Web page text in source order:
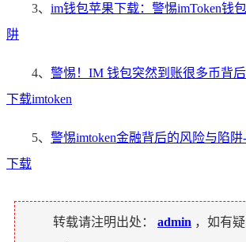
3、 im钱包苹果下载：警惕imToken钱
阱
4、 警惕！IM 钱包突然到账很多币背
下载imtoken
5、 警惕imtoken金融背后的风险与陷阱
下载
转载请注明出处： admin ，如有